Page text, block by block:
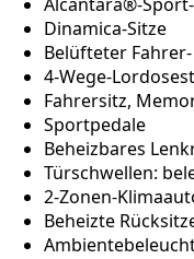
Alcantara®-
Dinamica-Sitze
Belüfteter
4-Wege-
Fahrersitz,
Sportpedale
Beheizbares
Türschwellen:
2-Zonen-
Beheizte